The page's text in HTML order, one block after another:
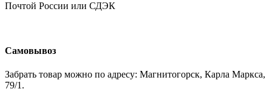
Почтой России или СДЭК
Самовывоз
Забрать товар можно по адресу: Магнитогорск, Карла Маркса,
79/1.